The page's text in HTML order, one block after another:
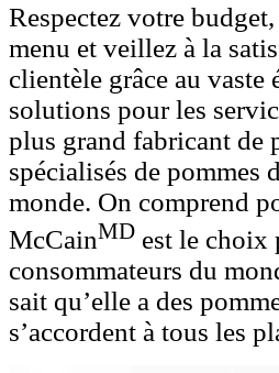
​​​​Respectez votre
menu et veillez à la
clientèle grâce au vaste
solutions pour les
plus grand fabricant de
spécialisés de pommes
monde. On comprend
McCainMD est le choix
consommateurs du
sait qu’elle a des
s’accordent à tous les